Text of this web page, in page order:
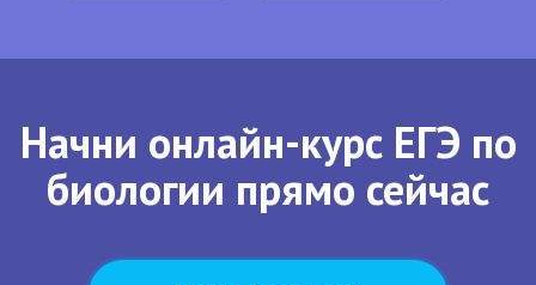
Начни онлайн-курс ЕГЭ по
биологии прямо сейчас